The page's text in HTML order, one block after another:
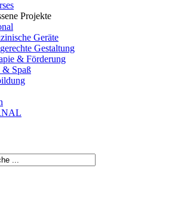
Projekte
Geräte
Gestaltung
& Förderung
& Spaß